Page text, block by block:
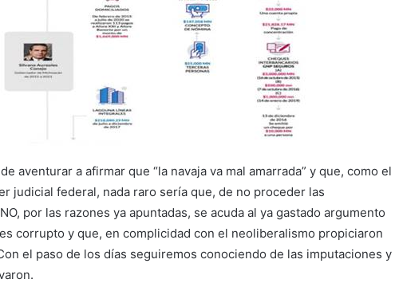
aventurar a afirmar que “la navaja va mal amarrada” y que, como el
judicial federal, nada raro sería que, de no proceder las
por las razones ya apuntadas, se acuda al ya gastado argumento
corrupto y que, en complicidad con el neoliberalismo propiciaron
el paso de los días seguiremos conociendo de las imputaciones y